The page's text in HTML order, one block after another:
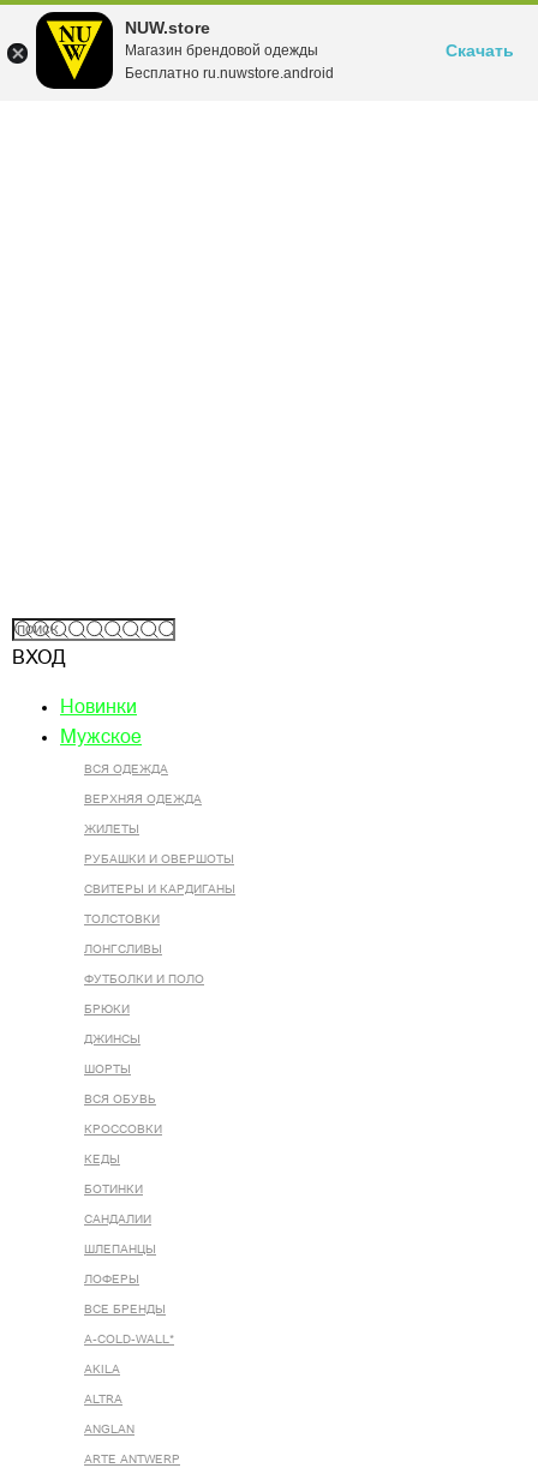
NUW.store
Магазин брендовой одежды
Бесплатно ru.nuwstore.android
Скачать
ВХОД
Новинки
Мужское
ВСЯ ОДЕЖДА
ВЕРХНЯЯ ОДЕЖДА
ЖИЛЕТЫ
РУБАШКИ И ОВЕРШОТЫ
СВИТЕРЫ И КАРДИГАНЫ
ТОЛСТОВКИ
ЛОНГСЛИВЫ
ФУТБОЛКИ И ПОЛО
БРЮКИ
ДЖИНСЫ
ШОРТЫ
ВСЯ ОБУВЬ
КРОССОВКИ
КЕДЫ
БОТИНКИ
САНДАЛИИ
ШЛЕПАНЦЫ
ЛОФЕРЫ
ВСЕ БРЕНДЫ
A-COLD-WALL*
AKILA
ALTRA
ANGLAN
ARTE ANTWERP